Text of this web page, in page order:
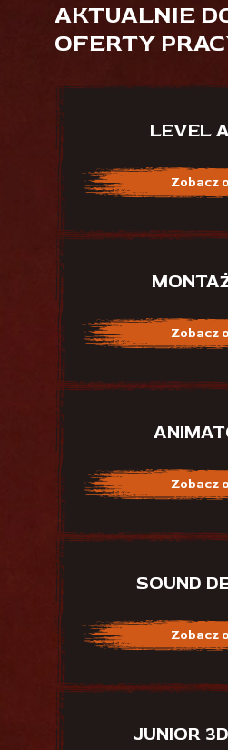
AKTUALNIE
OFERTY
LEVEL
Zobacz
Zobacz
Zobacz
SOUND
Zobacz
JUNIOR